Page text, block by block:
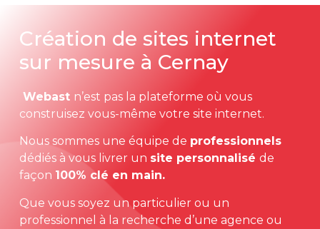
Création de sites internet
sur mesure à Cernay
Webast n’est pas la plateforme où vous
construisez vous-même votre site internet.
Nous sommes une équipe de professionnels
dédiés à vous livrer un site personnaliséde
façon 100% clé en main.
Que vous soyez un particulier ou un
professionnel à la recherche d’une agence ou